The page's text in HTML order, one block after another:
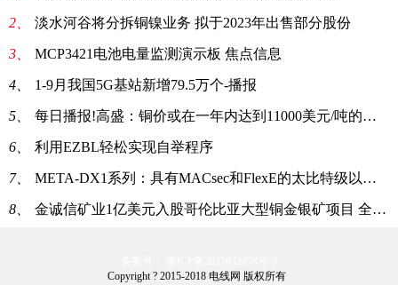
2、 淡水河谷将分拆铜镍业务 拟于2023年出售部分股份
3、 MCP3421电池电量监测演示板 焦点信息
4、 1-9月我国5G基站新增79.5万个-播报
5、 每日播报!高盛：铜价或在一年内达到11000美元/吨的高位
6、 利用EZBL轻松实现自举程序
7、 META-DX1系列：具有MACsec和FlexE的太比特级以太网PHY
8、 金诚信矿业1亿美元入股哥伦比亚大型铜金银矿项目 全球报道
Copyright ? 2015-2018 电线网 版权所有